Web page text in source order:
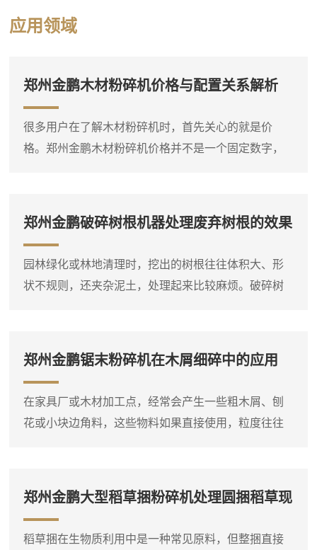
应用领域
郑州金鹏木材粉碎机价格与配置关系解析
很多用户在了解木材粉碎机时，首先关心的就是价
格。郑州金鹏木材粉碎机价格并不是一个固定数字，
大型柴油粉碎机的价格差异就比较明显。因此，在询
问价格之前，**先明确自己要处理的物料种类、大致产
木材粉碎机是一个大类，包括盘式削片机、鼓式削片
机、综合破碎机等多种类型...
郑州金鹏破碎树根机器处理废弃树根的效果
园林绿化或林地清理时，挖出的树根往往体积大、形
状不规则，还夹杂泥土，处理起来比较麻烦。破碎树
放。设备进料口宽大，带有液压压料装置，可以将树
根强制压入破碎腔，即使形状复杂的树根也能顺利吃
装有厚重的破碎刀片，由大功率电机或柴油机驱动。
树根放入料斗后，液压压料器将...
郑州金鹏锯末粉碎机在木屑细碎中的应用
在家具厂或木材加工点，经常会产生一些粗木屑、刨
花或小块边角料，这些物料如果直接使用，粒度往往
粉碎成较细的锯末。这台锯末粉碎机通常采用高速旋
转的转子对物料进行打击和剪切，粉碎腔内设有筛
郑州金鹏大型稻草捆粉碎机处理圆捆稻草现
场
稻草捆在生物质利用中是一种常见原料，但整捆直接